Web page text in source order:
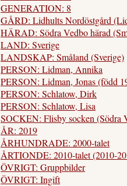
GENERATION: 8
GÅRD: Lidhults Nordöstgård
HÄRAD: Södra Vedbo härad
LAND: Sverige
LANDSKAP: Småland (Sverige)
PERSON: Lidman, Annika
PERSON: Lidman, Jonas (född
PERSON: Schlatow, Dirk
PERSON: Schlatow, Lisa
SOCKEN: Flisby socken (Södra
ÅR: 2019
ÅRHUNDRADE: 2000-talet
ÅRTIONDE: 2010-talet (2010-
ÖVRIGT: Gruppbilder
ÖVRIGT: Ingift